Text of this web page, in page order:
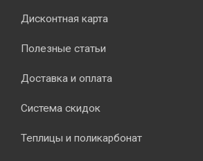
Дисконтная карта
Полезные статьи
Доставка и оплата
Система скидок
Теплицы и поликарбонат